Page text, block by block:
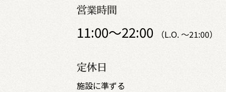
営業時間
11:00～22:00 （L.O. ～21:00）
定休日
施設に準ずる